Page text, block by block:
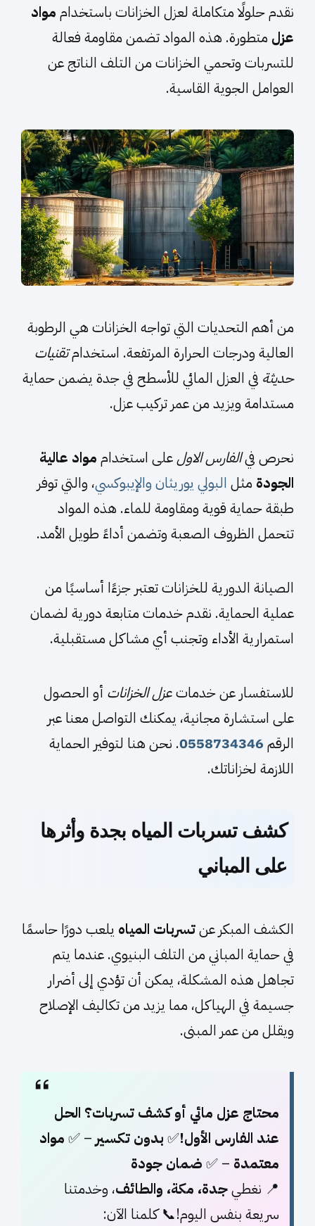
نقدم حلولًا متكاملة لعزل الخزانات باستخدام مواد
عزل متطورة. هذه المواد تضمن مقاومة فعالة
للتسربات وتحمي الخزانات من التلف الناتج عن
العوامل الجوية القاسية.
من أهم التحديات التي تواجه الخزانات هي الرطوبة
العالية ودرجات الحرارة المرتفعة. استخدامتقنيات
حديثة في العزل المائي للأسطح في جدة يضمن حماية
مستدامة ويزيد من عمر تركيب عزل.
نحرص فيالفارس الاولعلى استخدام مواد عالية
الجودة مثل البولي يوريثان والإيبوكسي، والتي توفر
طبقة حماية قوية ومقاومة للماء. هذه المواد
تتحمل الظروف الصعبة وتضمن أداءً طويل الأمد.
الصيانة الدورية للخزانات تعتبر جزءًا أساسيًا من
عملية الحماية. نقدم خدمات متابعة دورية لضمان
استمرارية الأداء وتجنب أي مشاكل مستقبلية.
للاستفسار عن خدماتعزل الخزانات أو الحصول
على استشارة مجانية، يمكنك التواصل معنا عبر
الرقم 0558734346. نحن هنا لتوفير الحماية
اللازمة لخزاناتك.
كشف تسربات المياه بجدة وأثرها
على المباني
الكشف المبكر عنتسربات المياه يلعب دورًا حاسمًا
في حماية المباني من التلف البنيوي. عندما يتم
تجاهل هذه المشكلة، يمكن أن تؤدي إلى أضرار
جسيمة في الهياكل، مما يزيد من تكاليف الإصلاح
ويقلل من عمر المبنى.
محتاج عزل مائي أو كشف تسربات؟ الحل
عند الفارس الأول!✅ بدون تكسير– ✅ مواد
معتمدة – ✅ ضمان جودة
📍 نغطيجدة، مكة، والطائف، وخدمتنا
سريعة بنفس اليوم!📞 كلمنا الآن: